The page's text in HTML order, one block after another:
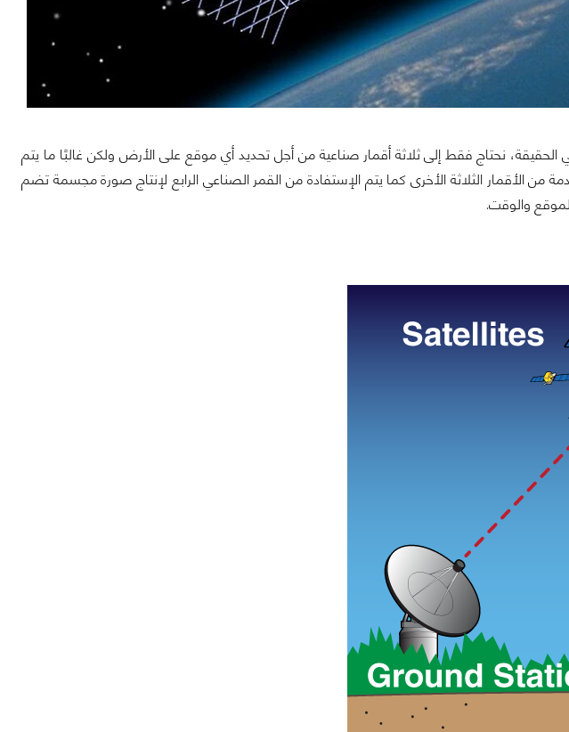
الحقيقة، نحتاج فقط إلى ثلاثة أقمار صناعية من أجل تحديد أي موقع على الأرض ولكن غالبًا ما يتم
من الأقمار الثلاثة الأخرى كما يتم الإستفادة من القمر الصناعي الرابع لإنتاج صورة مجسمة تضم
والوقت.